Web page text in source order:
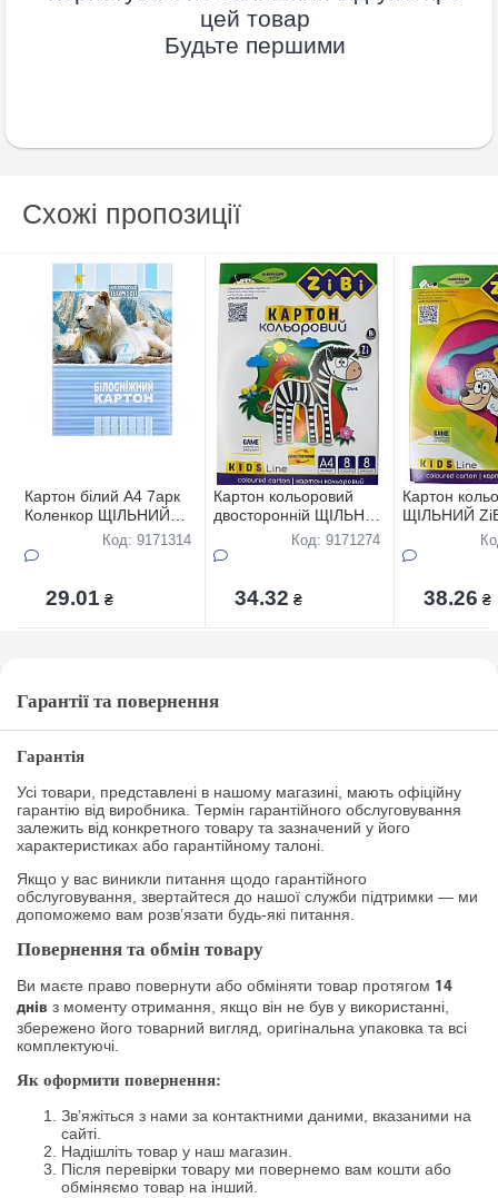
цей товар
Будьте першими
Схожі пропозиції
Картон білий А4 7арк
Коленкор ЩIЛЬНИЙ
Код: 9171314
29.01 ₴
Картон кольоровий
двостороннiй ЩІЛЬНИЙ
ZiBi Kids Line А4
8арк/8кольорiв., 200г/
Код: 9171274
34.32 ₴
Картон
ЩІЛЬНИЙ
А4 14арк/
230г/м2
38.26 ₴
Гарантії та повернення
Гарантія
Усі товари, представлені в нашому магазині, мають офіційну
гарантію від виробника. Термін гарантійного обслуговування
залежить від конкретного товару та зазначений у його
характеристиках або гарантійному талоні.
Якщо у вас виникли питання щодо гарантійного
обслуговування, звертайтеся до нашої служби підтримки — ми
допоможемо вам розв’язати будь-які питання.
Повернення та обмін товару
Ви маєте право повернути або обміняти товар протягом 14
днів з моменту отримання, якщо він не був у використанні,
збережено його товарний вигляд, оригінальна упаковка та всі
комплектуючі.
Як оформити повернення:
Зв’яжіться з нами за контактними даними, вказаними на
сайті.
Надішліть товар у наш магазин.
Після перевірки товару ми повернемо вам кошти або
обміняємо товар на інший.